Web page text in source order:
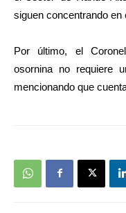
siguen concentrando en
Por último, el
osornina no requiere
mencionando que